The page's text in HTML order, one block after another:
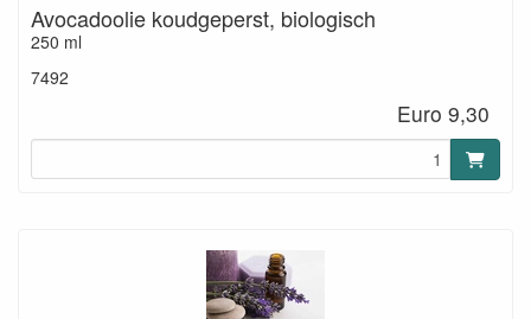
Avocadoolie koudgeperst, biologisch
250 ml
7492
Euro 9,30